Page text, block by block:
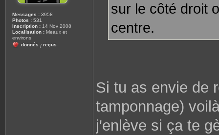
Messages : 3958
Photos : 531
Inscription : 14 Nov 2008
Localisation : Meaux et
environs
donnés / reçus
sur le côté droit
centre.
Si tu as envie de
tamponnage)
j'enlève si ça te